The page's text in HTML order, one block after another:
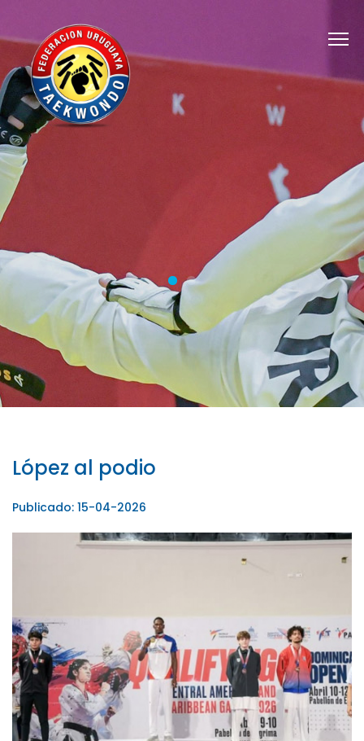
López al podio
Publicado: 15-04-2026